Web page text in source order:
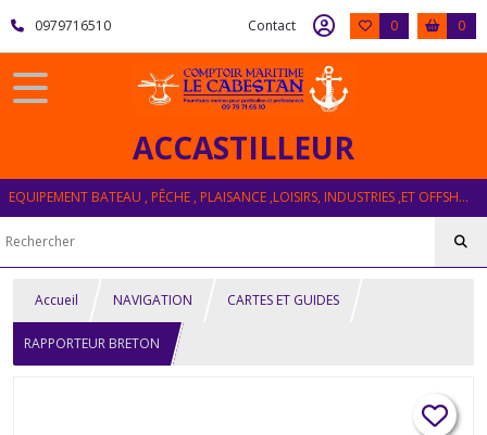
0979716510 Contact 0 0
ACCASTILLEUR
EQUIPEMENT BATEAU , PÊCHE , PLAISANCE ,LOISIRS, INDUSTRIES ,ET OFFSHORE
Accueil NAVIGATION CARTES ET GUIDES
RAPPORTEUR BRETON